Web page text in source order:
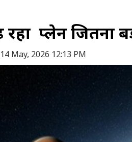
प्लेन जितना
May, 2026 12:13 PM